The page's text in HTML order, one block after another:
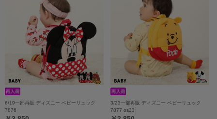
6/19一部再販 ディズニー ベビーリュック
7876
3/23一部再販 ディズニー ベビーリュック
7877 os23